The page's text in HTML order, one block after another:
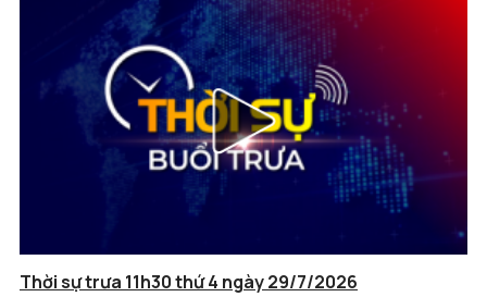
Thời sự trưa 11h30 thứ 4 ngày 29/7/2026